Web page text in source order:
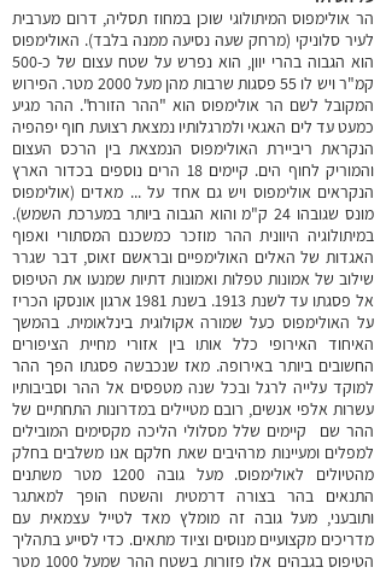
הר אולימפוס המיתולוגי שוכן במחוז תסליה, דרום מערבית
לעיר סלוניקי (מרחק שעה נסיעה ממנה בלבד). האולימפוס
הוא הגבוה בהרי יוון, הוא נפרש על שטח עצום של כ-500
קמ"ר ויש לו 55 פסגות שרבות מהן מעל 2000 מטר. הפירוש
המקובל לשם הר אולימפוס הוא "ההר הזורח". ההר מגיע
כמעט עד לים האגאי ולמרגלותיו נמצאת רצועת חוף יפהפיה
הנקראת ריביירת האולימפוס הנמצאת בין הרכס העצום
והמוריק לחוף הים. קיימים 18 הרים נוספים בכדור הארץ
הנקראים אולימפוס ויש גם אחד על ... מאדים (אולימפוס
מונס שגובהו 24 ק"מ והוא הגבוה ביותר במערכת השמש).
במיתולוגיה היוונית ההר מוזכר כמשכנם המסתורי ואפוף
האגדות של האלים האולימפיים ובראשם זאוס, דבר שגרר
שילוב של אמונות טפלות ואמונות דתיות שמנעו את הטיפוס
אל פסגתו עד לשנת 1913. בשנת 1981 ארגון אונסקו הכריז
על האולימפוס כעל שמורה אקולוגית בינלאומית. בהמשך
האיחוד האירופי כלל אותו בין אזורי מחיית הציפורים
החשובים ביותר באירופה. מאז שנכבשה פסגתו הפך ההר
למוקד עלייה לרגל ובכל שנה מטפסים אל ההר וסביבותיו
עשרות אלפי אנשים, רובם מטיילים במדרונות התחתיים של
ההר שם קיימים שלל מסלולי הליכה מקסימים המובילים
למפלים ומעיינות מרהיבים שאת חלקם אנו משלבים בחלק
מהטיולים לאולימפוס. מעל גובה 1200 מטר משתנים
התנאים בהר בצורה דרמטית והשטח הופך למאתגר
ותובעני, מעל גובה זה מומלץ מאד לטייל עצמאית עם
מדריכים מקצועיים מנוסים וציוד מתאים. כדי לסייע בתהליך
הטיפוס בגבהים אלו פזורות בשטח ההר שמעל 1000 מטר